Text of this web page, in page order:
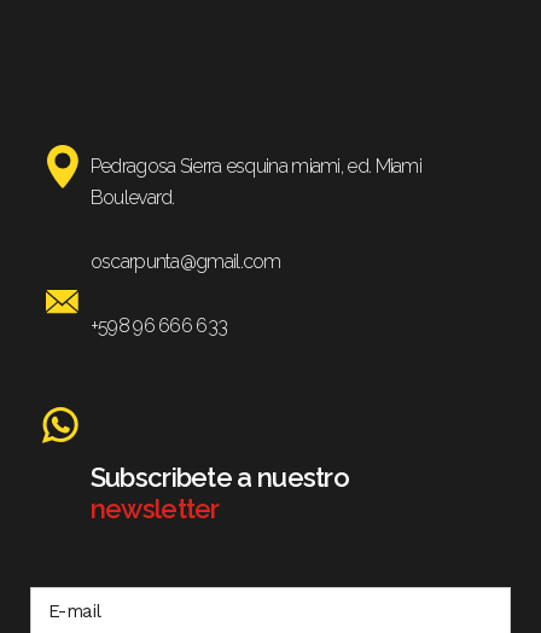
Pedragosa Sierra esquina miami, ed. Miami
Boulevard.
oscarpunta@gmail.com
+598 96 666 633
Subscribete a nuestro
newsletter